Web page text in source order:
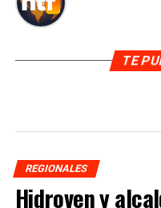
TE
REGIONALES
Hidroven y